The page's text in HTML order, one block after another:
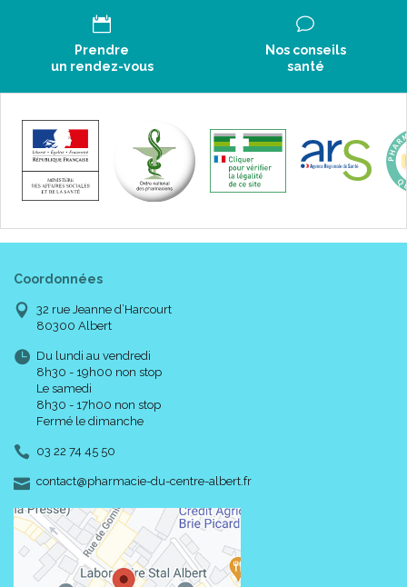
Prendre
un rendez-vous
Nos conseils
santé
Coordonnées
32 rue Jeanne d’Harcourt
80300 Albert
Du lundi au vendredi
8h30 - 19h00 non stop
Le samedi
8h30 - 17h00 non stop
Fermé le dimanche
03 22 74 45 50
contact-
@-
pharmacie-du-centre-albert.fr